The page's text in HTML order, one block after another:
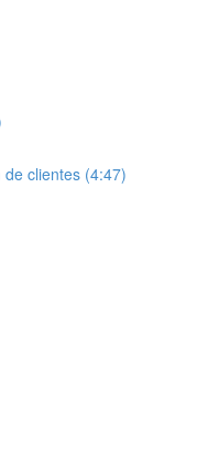
clientes (4:47)